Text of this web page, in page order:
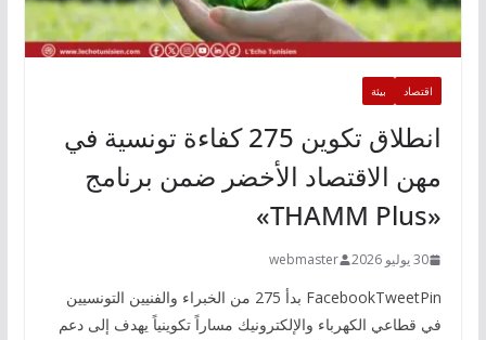
اقتصاد بيئة
انطلاق تكوين 275 كفاءة تونسية في
مهن الاقتصاد الأخضر ضمن برنامج
«THAMM Plus»
30 يوليو 2026 webmaster
FacebookTweetPin بدأ 275 من الخبراء والفنيين التونسيين
في قطاعي الكهرباء والإلكترونيك مساراً تكوينياً يهدف إلى دعم